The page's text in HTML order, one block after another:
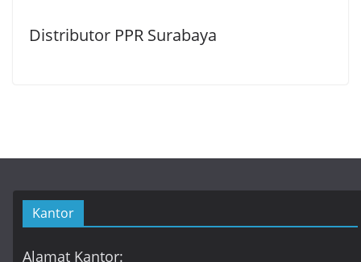
Distributor PPR Surabaya
Kantor
Alamat Kantor: